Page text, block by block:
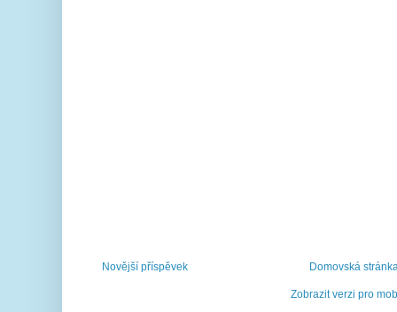
Novější příspěvek Domovská
Zobrazit verzi pro